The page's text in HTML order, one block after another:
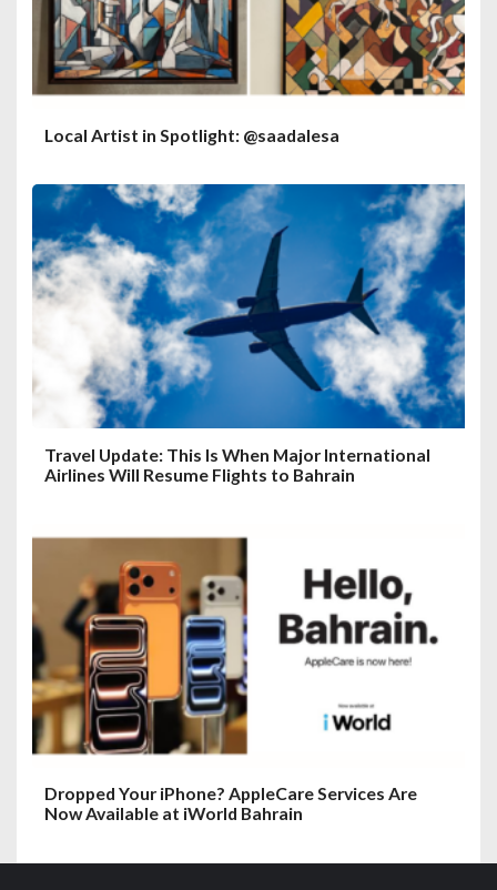
Local Artist in Spotlight: @saadalesa
Travel Update: This Is When Major International
Airlines Will Resume Flights to Bahrain
Dropped Your iPhone? AppleCare Services Are
Now Available at iWorld Bahrain